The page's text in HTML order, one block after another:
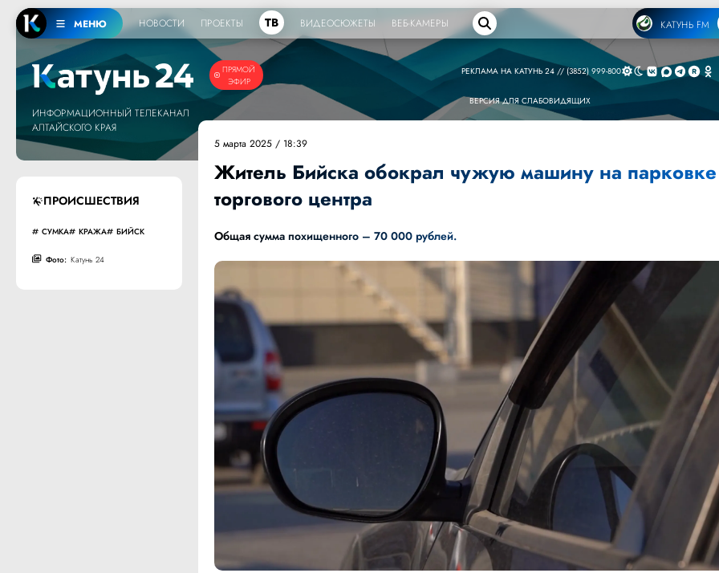
МЕНЮ НОВОСТИ ПРОЕКТЫ ТВ ВИДЕОСЮЖЕТЫ ВЕБ-КАМЕРЫ КАТУНЬ FM
ПРЯМОЙ
ЭФИР
ИНФОРМАЦИОННЫЙ ТЕЛЕКАНАЛ
АЛТАЙСКОГО КРАЯ
РЕКЛАМА НА КАТУНЬ 24 // (3852) 999-800
ВЕРСИЯ ДЛЯ СЛАБОВИДЯЩИХ
ПРОИСШЕСТВИЯ
СУМКА КРАЖА БИЙСК
Фото: Катунь 24
5 марта 2025 / 18:39
Житель Бийска обокрал чужую машину на парковке
торгового центра
Общая сумма похищенного – 70 000 рублей.